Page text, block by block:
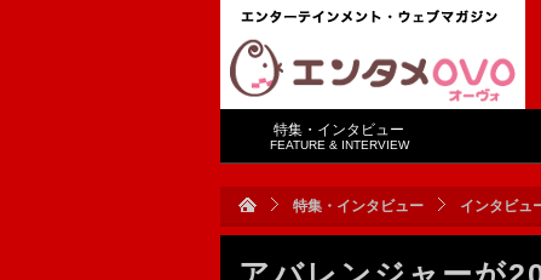
特集・インタビュー
FEATURE & INTERVIEW
特集・インタビュー インタビュ